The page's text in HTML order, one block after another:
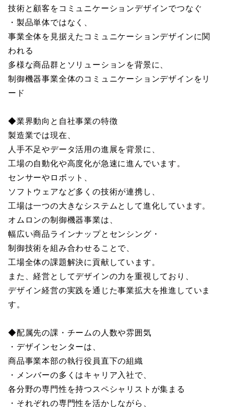
技術と顧客をコミュニケーションデザインでつなぐ
・製品単体ではなく、
事業全体を見据えたコミュニケーションデザインに関
われる
多様な商品群とソリューションを背景に、
制御機器事業全体のコミュニケーションデザインをリ
ード
◆業界動向と自社事業の特徴
製造業では現在、
人手不足やデータ活用の進展を背景に、
工場の自動化や高度化が急速に進んでいます。
センサーやロボット、
ソフトウェアなど多くの技術が連携し、
工場は一つの大きなシステムとして進化しています。
オムロンの制御機器事業は、
幅広い商品ラインナップとセンシング・
制御技術を組み合わせることで、
工場全体の課題解決に貢献しています。
また、経営としてデザインの力を重視しており、
デザイン経営の実践を通じた事業拡大を推進していま
す。
◆配属先の課・チームの人数や雰囲気
・デザインセンターは、
商品事業本部の執行役員直下の組織
・メンバーの多くはキャリア入社で、
各分野の専門性を持つスペシャリストが集まる
・それぞれの専門性を活かしながら、